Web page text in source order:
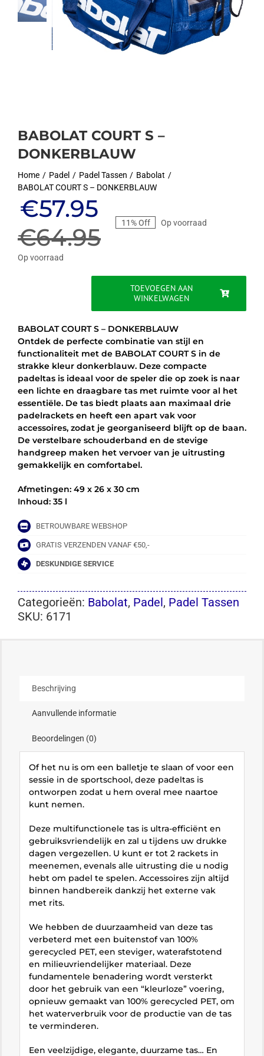
BABOLAT COURT S –
DONKERBLAUW
Home Padel Padel Tassen
Babolat
BABOLAT COURT S – DONKERBLAUW
€64.95
Oorspronkelijke
prijs
was:
€64.95.
€57.95
Huidige
prijs
is:
€57.95.
11% Off Op voorraad
Op voorraad
DONKERBLAUW
TOEVOEGEN AAN
WINKELWAGEN
BABOLAT COURT S – DONKERBLAUW
Ontdek de perfecte combinatie van stijl en
functionaliteit met de BABOLAT COURT S in de
strakke kleur donkerblauw. Deze compacte
padeltas is ideaal voor de speler die op zoek is naar
een lichte en draagbare tas met ruimte voor al het
essentiële. De tas biedt plaats aan maximaal drie
padelrackets en heeft een apart vak voor
accessoires, zodat je georganiseerd blijft op de baan.
De verstelbare schouderband en de stevige
handgreep maken het vervoer van je uitrusting
gemakkelijk en comfortabel.
Afmetingen: 49 x 26 x 30 cm
Inhoud: 35 l
BETROUWBARE WEBSHOP
GRATIS VERZENDEN VANAF €50,-
DESKUNDIGE SERVICE
Categorieën: Babolat, Padel, Padel Tassen
SKU: 6171
Beschrijving
Aanvullende informatie
Beoordelingen (0)
Of het nu is om een balletje te slaan of voor een
sessie in de sportschool, deze padeltas is
ontworpen zodat u hem overal mee naartoe
kunt nemen.
Deze multifunctionele tas is ultra-efficiënt en
gebruiksvriendelijk en zal u tijdens uw drukke
dagen vergezellen. U kunt er tot 2 rackets in
meenemen, evenals alle uitrusting die u nodig
hebt om padel te spelen. Accessoires zijn altijd
binnen handbereik dankzij het externe vak
met rits.
We hebben de duurzaamheid van deze tas
verbeterd met een buitenstof van 100%
gerecycled PET, een steviger, waterafstotend
en milieuvriendelijker materiaal. Deze
fundamentele benadering wordt versterkt
door het gebruik van een “kleurloze” voering,
opnieuw gemaakt van 100% gerecycled PET, om
het waterverbruik voor de productie van de tas
te verminderen.
Een veelzijdige, elegante, duurzame tas… En